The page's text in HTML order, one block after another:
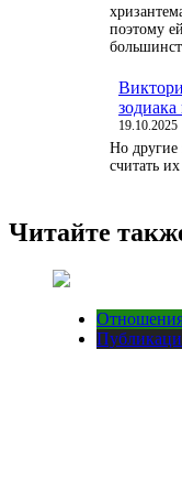
поэтому
19.10.2025
Но другие
считать
Читайте